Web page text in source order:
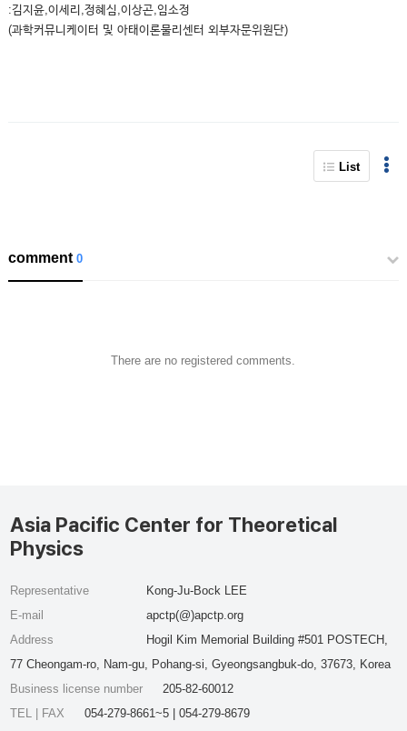
:김지윤,이세리,정혜심,이상곤,임소정
(과학커뮤니케이터 및 아태이론물리센터 외부자문위원단)
List
comment0
There are no registered comments.
Asia Pacific Center for Theoretical
Physics
Representative
Kong-Ju-Bock LEE
E-mail
apctp(@)apctp.org
Address
Hogil Kim Memorial Building #501 POSTECH,
77 Cheongam-ro, Nam-gu, Pohang-si, Gyeongsangbuk-do, 37673, Korea
Business license number
205-82-60012
TEL | FAX
054-279-8661~5 | 054-279-8679